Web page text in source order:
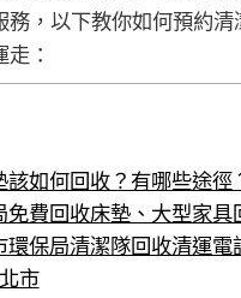
務，以下教你如何預約清
走：
該如何回收？有哪些途徑
免費回收床墊、大型家具
環保局清潔隊回收清運電
市